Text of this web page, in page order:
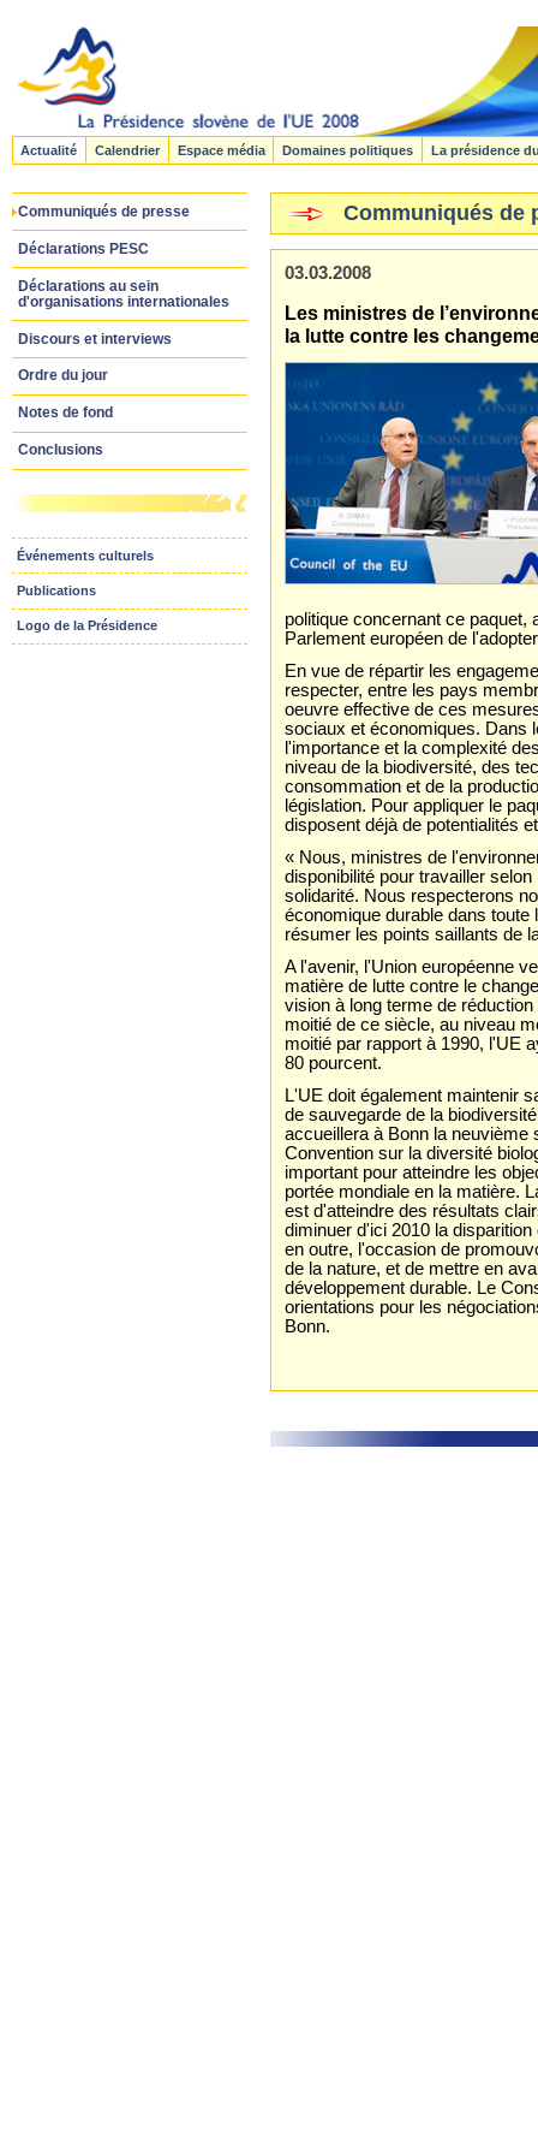
Actualité Calendrier Espace média Domaines politiques La présidence
Communiqués de presse
Déclarations PESC
Déclarations au sein
d'organisations internationales
Discours et interviews
Ordre du jour
Notes de fond
Conclusions
Événements culturels
Publications
Logo de la Présidence
Communiqués de
03.03.2008
Les ministres de
la lutte contre les
politique concernant ce paquet,
Parlement européen de
En vue de répartir les
respecter, entre les pays
oeuvre effective de ces
sociaux et économiques. Dans
l'importance et la complexité
niveau de la biodiversité, des
consommation et de la
législation. Pour appliquer le
disposent déjà de potentialités
« Nous, ministres de
disponibilité pour travailler
solidarité. Nous respecterons
économique durable dans
résumer les points saillants de
A l'avenir, l'Union européenne
matière de lutte contre le
vision à long terme de
moitié de ce siècle, au niveau
moitié par rapport à 1990, l'UE
80 pourcent.
L'UE doit également maintenir
de sauvegarde de la
accueillera à Bonn la
Convention sur la diversité
important pour atteindre les
portée mondiale en la matière.
est d'atteindre des résultats
diminuer d'ici 2010 la
en outre, l'occasion de
de la nature, et de mettre en
développement durable. Le
orientations pour les
Bonn.